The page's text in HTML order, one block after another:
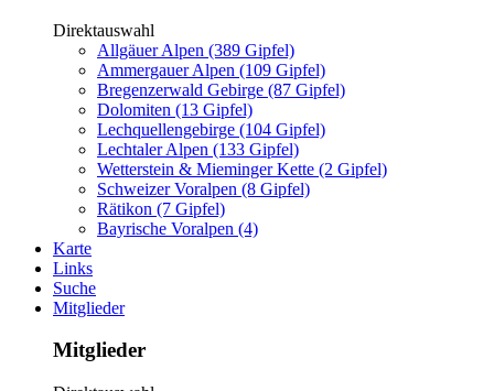
Direktauswahl
Allgäuer Alpen (389 Gipfel)
Ammergauer Alpen (109 Gipfel)
Bregenzerwald Gebirge (87 Gipfel)
Dolomiten (13 Gipfel)
Lechquellengebirge (104 Gipfel)
Lechtaler Alpen (133 Gipfel)
Wetterstein & Mieminger Kette (2 Gipfel)
Schweizer Voralpen (8 Gipfel)
Rätikon (7 Gipfel)
Bayrische Voralpen (4)
Karte
Links
Suche
Mitglieder
Mitglieder